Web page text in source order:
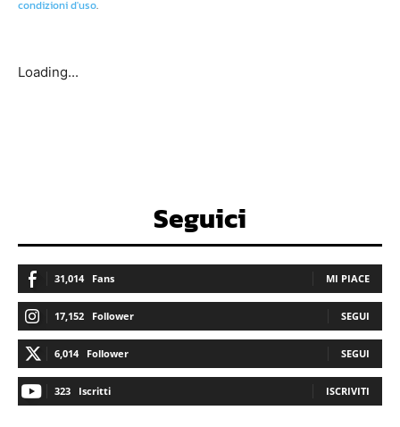
condizioni d'uso.
Loading...
Seguici
31,014 Fans MI PIACE
17,152 Follower SEGUI
6,014 Follower SEGUI
323 Iscritti ISCRIVITI